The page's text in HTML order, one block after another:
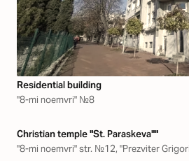
Residential building
"8-mi noemvri" №8
Christian temple "St. Paraskeva""
"8-mi noemvri" str. №12, "Prezviter